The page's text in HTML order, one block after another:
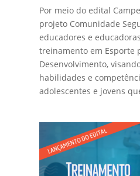
Por meio do edital
projeto Comunidade
educadores e
treinamento em Esporte
Desenvolvimento,
habilidades e
adolescentes e jovens